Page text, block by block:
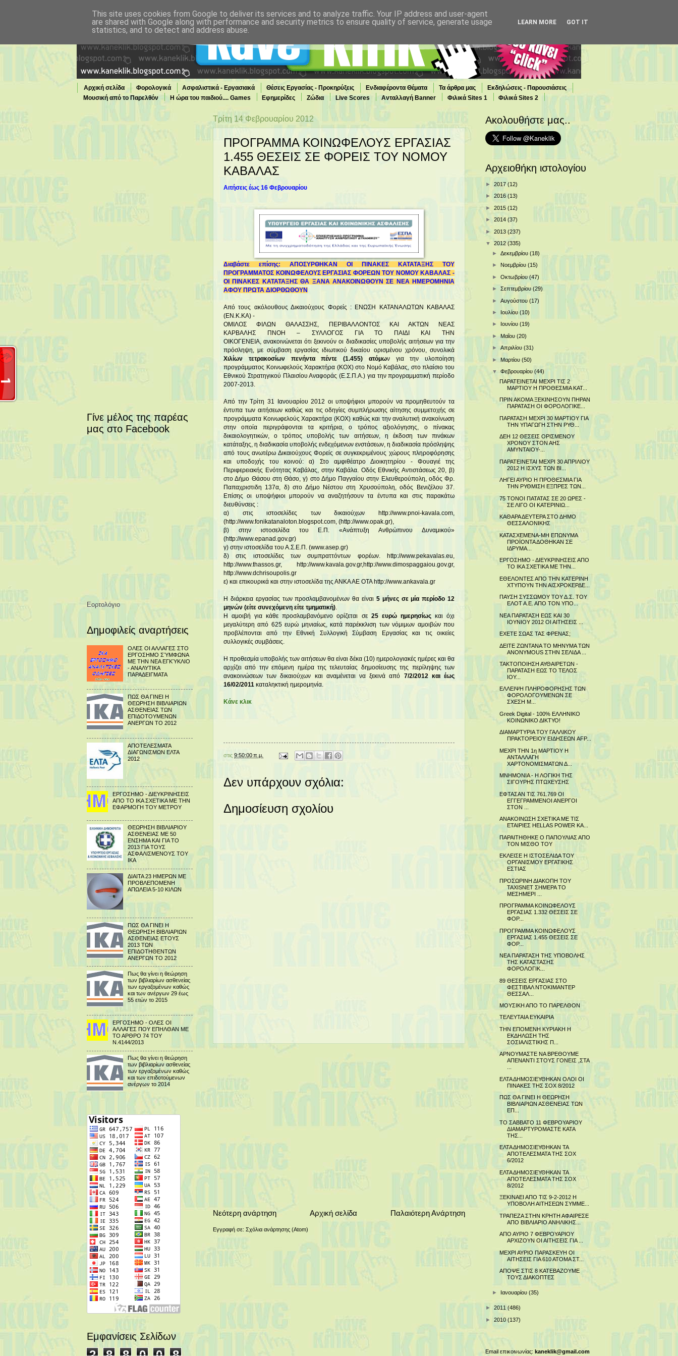
Αρχική σελίδα Φορολογικά Ασφαλιστικά - Εργασιακά Θέσεις Εργασίας - Προκηρύξεις Ενδιαφέροντα Θέματα Τα άρθρα μας
Εκδηλώσεις - Παρουσιάσεις
Μουσική από το Παρελθόν
Η ώρα του παιδιού.... Games Εφημερίδες Ζώδια Live Scores Ανταλλαγή Banner Φιλικά Sites 1
Φιλικά Sites 2
Τρίτη 14 Φεβρουαρίου 2012
ΠΡΟΓΡΑΜΜΑ ΚΟΙΝΩΦΕΛΟΥΣ ΕΡΓΑΣΙΑΣ
1.455 ΘΕΣΕΙΣ ΣΕ ΦΟΡΕΙΣ ΤΟΥ ΝΟΜΟΥ
ΚΑΒΑΛΑΣ
Αιτήσεις έως 16 Φεβρουαρίου
Διαβάστε επίσης: ΑΠΟΣΥΡΘΗΚΑΝ ΟΙ ΠΙΝΑΚΕΣ ΚΑΤΑΤΑΞΗΣ ΤΟΥ
ΠΡΟΓΡΑΜΜΑΤΟΣ ΚΟΙΝΩΦΕΛΟΥΣ ΕΡΓΑΣΙΑΣ ΦΟΡΕΩΝ ΤΟΥ ΝΟΜΟΥ ΚΑΒΑΛΑΣ -
ΟΙ ΠΙΝΑΚΕΣ ΚΑΤΑΤΑΞΗΣ ΘΑ ΞΑΝΑ ΑΝΑΚΟΙΝΩΘΟΥΝ ΣΕ ΝΕΑ ΗΜΕΡΟΜΗΝΙΑ
ΑΦΟΥ ΠΡΩΤΑ ΔΙΟΡΘΩΘΟΥΝ
Από τους ακόλουθους Δικαιούχους Φορείς : ΕΝΩΣΗ ΚΑΤΑΝΑΛΩΤΩΝ ΚΑΒΑΛΑΣ
(ΕΝ.Κ.ΚΑ) -
ΟΜΙΛΟΣ ΦΙΛΩΝ ΘΑΛΑΣΣΗΣ, ΠΕΡΙΒΑΛΛΟΝΤΟΣ ΚΑΙ ΑΚΤΩΝ ΝΕΑΣ
ΚΑΡΒΑΛΗΣ ΠΝΟΗ – ΣΥΛΛΟΓΟΣ ΓΙΑ ΤΟ ΠΑΙΔΙ ΚΑΙ ΤΗΝ
ΟΙΚΟΓΕΝΕΙΑ, ανακοινώνεται ότι ξεκινούν οι διαδικασίες υποβολής αιτήσεων για την
πρόσληψη, με σύμβαση εργασίας ιδιωτικού δικαίου ορισμένου χρόνου, συνολικά
Χιλίων τετρακοσίων πενήντα πέντε (1.455) ατόμων για την υλοποίηση
προγράμματος Κοινωφελούς Χαρακτήρα (ΚΟΧ) στο Νομό Καβάλας, στο πλαίσιο του
Εθνικού Στρατηγικού Πλαισίου Αναφοράς (Ε.Σ.Π.Α.) για την προγραμματική περίοδο
2007-2013.
Από την Τρίτη 31 Ιανουαρίου 2012 οι υποψήφιοι μπορούν να προμηθευτούν τα
έντυπα των αιτήσεων καθώς και τις οδηγίες συμπλήρωσης αίτησης συμμετοχής σε
προγράμματα Κοινωφελούς Χαρακτήρα (ΚΟΧ) καθώς και την αναλυτική ανακοίνωση
στην οποία περιγράφονται τα κριτήρια, ο τρόπος αξιολόγησης, ο πίνακας
δικαιολογητικών, ο τρόπος υποβολής των αιτήσεων, η έκδοση των πινάκων
κατάταξης, η διαδικασία υποβολής ενδεχόμενων ενστάσεων, η διαδικασία πρόσληψης
από τους ανωτέρω Δικαιούχους Φορείς σε συγκεκριμένους χώρους πληροφόρησης
και υποδοχής του κοινού: α) Στο αμφιθέατρο Διοικητηρίου - Φουαγιέ της
Περιφερειακής Ενότητας Καβάλας, στην Καβάλα. Οδός Εθνικής Αντιστάσεως 20, β)
στο Δήμο Θάσου στη Θάσο, γ) στο Δήμο Παγγαίου στην Ελευθερούπολη, οδός Φρ.
Παπαχριστιδη 137α, δ) στο Δήμο Νέστου στη Χρυσούπολη, οδός Βενιζέλου 37.
Επίσης οι υποψήφιοι μπορούν να αναζητήσουν τα έντυπα και στις παρακάτω
διευθύνσεις :
α) στις ιστοσελίδες των δικαιούχων http://www.pnoi-kavala.com,
(http://www.fonikatanaloton.blogspot.com, (http://www.opak.gr),
β) στην ιστοσελίδα του Ε.Π. «Ανάπτυξη Ανθρώπινου Δυναμικού»
(http://www.epanad.gov.gr)
γ) στην ιστοσελίδα του Α.Σ.Ε.Π. (www.asep.gr)
δ) στις ιστοσελίδες των συμπραττόντων φορέων. http://www.pekavalas.eu,
http://www.thassos.gr, http://www.kavala.gov.gr,http://www.dimospaggaiou.gov.gr,
http://www.dchrisoupolis.gr
ε) και επικουρικά και στην ιστοσελίδα της ΑΝΚΑ ΑΕ ΟΤΑ http://www.ankavala.gr
Η διάρκεια εργασίας των προσλαμβανομένων θα είναι 5 μήνες σε μία περίοδο 12
μηνών (είτε συνεχόμενη είτε τμηματική)
Η αμοιβή για κάθε προσλαμβανόμενο ορίζεται σε 25 ευρώ ημερησίωςκαι όχι
μεγαλύτερη από 625 ευρώ μηνιαίως, κατά παρέκκλιση των νόμιμων αμοιβών που
προβλέπονται από την Εθνική Συλλογική Σύμβαση Εργασίας και τις οικείες
συλλογικές συμβάσεις.
Η προθεσμία υποβολής των αιτήσεων θα είναι δέκα (10) ημερολογιακές ημέρες και θα
αρχίζει από την επόμενη ημέρα της τελευταίας δημοσίευσης της περίληψης των
ανακοινώσεων των δικαιούχων και αναμένεται να ξεκινά από 7/2/2012 και έως
16/02/2011 καταληκτική ημερομηνία.
Κάνε κλικ
στις 9:50:00 π.μ.
Δεν υπάρχουν σχόλια:
Δημοσίευση σχολίου
Νεότερη ανάρτηση Παλαιότερη Ανάρτηση
Αρχική σελίδα
Εγγραφή σε: Σχόλια ανάρτησης (Atom)
Γίνε μέλος της παρέας
μας στο Facebook
Εορτολόγιο
Δημοφιλείς αναρτήσεις
ΟΛΕΣ ΟΙ ΑΛΛΑΓΕΣ ΣΤΟ
ΕΡΓΟΣΗΜΟ ΣΎΜΦΩΝΑ
ΜΕ ΤΗΝ ΝΕΑ ΕΓΚΎΚΛΙΟ
- ΑΝΑΛΥΤΙΚΑ
ΠΑΡΑΔΕΙΓΜΑΤΑ
ΠΩΣ ΘΑ ΓΙΝΕΙ Η
ΘΕΩΡΗΣΗ ΒΙΒΛΙΑΡΙΩΝ
ΑΣΘΕΝΕΙΑΣ ΤΩΝ
ΕΠΙΔΟΤΟΥΜΕΝΩΝ
ΑΝΕΡΓΩΝ ΤΟ 2012
ΑΠΟΤΕΛΕΣΜΑΤΑ
ΔΙΑΓΩΝΙΣΜΩΝ ΕΛΤΑ
2012
ΕΡΓΟΣΗΜΟ - ΔΙΕΥΚΡΙΝΗΣΕΙΣ
ΑΠΟ ΤΟ ΙΚΑ ΣΧΕΤΙΚΑ ΜΕ ΤΗΝ
ΕΦΑΡΜΟΓΗ ΤΟΥ ΜΕΤΡΟΥ
ΘΕΩΡΗΣΗ ΒΙΒΛΙΑΡΙΟΥ
ΑΣΘΕΝΕΙΑΣ ΜΕ 50
ΕΝΣΗΜΑ ΚΑΙ ΓΙΑ ΤΟ
2013 ΓΙΑ ΤΟΥΣ
ΑΣΦΑΛΙΣΜΕΝΟΥΣ ΤΟΥ
ΙΚΑ
ΔΙΑΙΤΑ 23 ΗΜΕΡΩΝ ΜΕ
ΠΡΟΒΛΕΠΟΜΕΝΗ
ΑΠΩΛΕΙΑ 5-10 ΚΙΛΩΝ
ΠΩΣ ΘΑ ΓΙΝΕΙ Η
ΘΕΩΡΗΣΗ ΒΙΒΛΙΑΡΙΩΝ
ΑΣΘΕΝΕΙΑΣ ΕΤΟΥΣ
2013 ΤΩΝ
ΕΠΙΔΟΤΗΘΕΝΤΩΝ
ΑΝΕΡΓΩΝ ΤΟ 2012
Πως θα γίνει η θεώρηση
των βιβλιαρίων ασθενείας
των εργαζομένων καθώς
και των ανέργων 29 έως
55 ετών το 2015
ΕΡΓΟΣΗΜΟ - ΟΛΕΣ ΟΙ
ΑΛΛΑΓΕΣ ΠΟΥ ΕΠΗΛΘΑΝ ΜΕ
ΤΟ ΑΡΘΡΟ 74 ΤΟΥ
Ν.4144/2013
Πως θα γίνει η θεώρηση
των βιβλιαρίων ασθενείας
των εργαζομένων καθώς
και των επιδοτούμενων
ανέργων το 2014
Εμφανίσεις Σελίδων
Ακολουθήστε μας..
Αρχειοθήκη ιστολογίου
► 2017 (12)
► 2016 (13)
► 2015 (12)
► 2014 (37)
► 2013 (237)
▼ 2012 (335)
►Δεκεμβρίου(18)
► Νοεμβρίου(15)
►Οκτωβρίου(47)
►Σεπτεμβρίου(29)
►Αυγούστου(17)
► Ιουλίου(10)
►
Ιουνίου(19)
►Μαΐου(20)
►Απριλίου(31)
►Μαρτίου(50)
▼Φεβρουαρίου(44)
ΠΑΡΑΤΕΙΝΕΤΑΙ ΜΕΧΡΙ ΤΙΣ 2
ΜΑΡΤΙΟΥ Η ΠΡΟΘΕΣΜΙΑ ΚΑΤ...
ΠΡΙΝ ΑΚΟΜΑ ΞΕΚΙΝΗΣΟΥΝ ΠΗΡΑΝ
ΠΑΡΑΤΑΣΗ ΟΙ ΦΟΡΟΛΟΓΙΚΕ...
ΠΑΡΑΤΑΣΗ ΜΕΧΡΙ 30 ΜΑΡΤΙΟΥ ΓΙΑ
ΤΗΝ ΥΠΑΓΩΓΗ ΣΤΗΝ ΡΥΘ...
ΔΕΗ 12 ΘΕΣΕΙΣ ΟΡΙΣΜΕΝΟΥ
ΧΡΟΝΟΥ ΣΤΟΝ ΑΗΣ
ΑΜΥΝΤΑΙΟΥ-...
ΠΑΡΑΤΕΙΝΕΤΑΙ ΜΕΧΡΙ 30 ΑΠΡΙΛΙΟΥ
2012 Η ΙΣΧΥΣ ΤΩΝ ΒΙ...
ΛΗΓΕΙ ΑΥΡΙΟ Η ΠΡΟΘΕΣΜΙΑ ΓΙΑ
ΤΗΝ ΡΥΘΜΙΣΗ ΕΞΠΡΕΣ ΤΩΝ...
75 ΤΟΝΟΙ ΠΑΤΑΤΑΣ ΣΕ 20 ΩΡΕΣ -
ΣΕ ΛΙΓΟ ΟΙ ΚΑΤΕΡΙΝΙΩ...
ΚΑΘΑΡΑ ΔΕΥΤΕΡΑ ΣΤΟ ΔΗΜΟ
ΘΕΣΣΑΛΟΝΙΚΗΣ
ΚΑΤΑΣΧΕΜΕΝΑ-ΜΗ ΕΠΩΝΥΜΑ
ΠΡΟΪΟΝΤΑ ΔΟΘΗΚΑΝ ΣΕ
ΙΔΡΥΜΑ...
ΕΡΓΟΣΗΜΟ - ΔΙΕΥΚΡΙΝΗΣΕΙΣ ΑΠΟ
ΤΟ ΙΚΑ ΣΧΕΤΙΚΑ ΜΕ ΤΗΝ...
ΕΘΕΛΟΝΤΕΣ ΑΠΟ ΤΗΝ ΚΑΤΕΡΙΝΗ
ΧΤΥΠΟΥΝ ΤΗΝ ΑΙΣΧΡΟΚΕΡΔΕ...
ΠΑΥΣΗ ΣΥΣΣΩΜΟΥ ΤΟΥ Δ.Σ. ΤΟΥ
ΕΛΟΤ Α.Ε. ΑΠΟ ΤΟΝ ΥΠΟ...
ΝΕΑ ΠΑΡΑΤΑΣΗ ΕΩΣ ΚΑΙ 30
ΙΟΥΝΙΟΥ 2012 ΟΙ ΑΙΤΗΣΕΙΣ ...
ΕΧΕΤΕ ΣΩΑΣ ΤΑΣ ΦΡΕΝΑΣ;
ΔΕΙΤΕ ΖΩΝΤΑΝΑ ΤΟ ΜΗΝΥΜΑ ΤΩΝ
ANONYMOUS ΣΤΗΝ ΣΕΛΙΔΑ ...
ΤΑΚΤΟΠΟΙΗΣΗ ΑΥΘΑΙΡΕΤΩΝ -
ΠΑΡΑΤΑΣΗ ΕΩΣ ΤΟ ΤΕΛΟΣ
ΙΟΥ...
ΕΛΛΕΙΨΗ ΠΛΗΡΟΦΟΡΗΣΗΣ ΤΩΝ
ΦΟΡΟΛΟΓΟΥΜΕΝΩΝ ΣΕ
ΣΧΕΣΗ Μ...
Greek Digital - 100% ΕΛΛΗΝΙΚΟ
ΚΟΙΝΩΝΙΚΟ ΔΙΚΤΥΟ!
ΔΙΑΜΑΡΤΥΡΙΑ ΤΟΥ ΓΑΛΛΙΚΟΥ
ΠΡΑΚΤΟΡΕΙΟΥ ΕΙΔΗΣΕΩΝ AFP...
ΜΕΧΡΙ ΤΗΝ 1η ΜΑΡΤΙΟΥ Η
ΑΝΤΑΛΛΑΓΗ
ΧΑΡΤΟΝΟΜΙΣΜΑΤΩΝ Δ...
ΜΝΗΜΟΝΙΑ - Η ΛΟΓΙΚΗ ΤΗΣ
ΣΙΓΟΥΡΗΣ ΠΤΩΧΕΥΣΗΣ
ΕΦΤΑΣΑΝ ΤΙΣ 761.769 ΟΙ
ΕΓΓΕΓΡΑΜΜΕΝΟΙ ΑΝΕΡΓΟΙ
ΣΤΟΝ ...
ΑΝΑΚΟΙΝΩΣΗ ΣΧΕΤΙΚΑ ΜΕ ΤΙΣ
ΕΤΑΙΡΙΕΣ HELLAS POWER KA...
ΠΑΡΑΙΤΗΘΗΚΕ Ο ΠΑΠΟΥΛΙΑΣ ΑΠΟ
ΤΟΝ ΜΙΣΘΟ ΤΟΥ
ΕΚΛΕΙΣΕ Η ΙΣΤΟΣΕΛΙΔΑ ΤΟΥ
ΟΡΓΑΝΙΣΜΟΥ ΕΡΓΑΤΙΚΗΣ
ΕΣΤΙΑΣ
ΠΡΟΣΩΡΙΝΗ ΔΙΑΚΟΠΗ ΤΟΥ
TAXISNET ΣΗΜΕΡΑ ΤΟ
ΜΕΣΗΜΕΡΙ ...
ΠΡΟΓΡΑΜΜΑ ΚΟΙΝΩΦΕΛΟΥΣ
ΕΡΓΑΣΙΑΣ 1.332 ΘΕΣΕΙΣ ΣΕ
ΦΟΡ...
ΠΡΟΓΡΑΜΜΑ ΚΟΙΝΩΦΕΛΟΥΣ
ΕΡΓΑΣΙΑΣ 1.455 ΘΕΣΕΙΣ ΣΕ
ΦΟΡ...
ΝΕΑ ΠΑΡΑΤΑΣΗ ΤΗΣ ΥΠΟΒΟΛΗΣ
ΤΗΣ ΚΑΤΑΣΤΑΣΗΣ
ΦΟΡΟΛΟΓΙΚ...
89 ΘΕΣΕΙΣ ΕΡΓΑΣΙΑΣ ΣΤΟ
ΦΕΣΤΙΒΑΛ ΝΤΟΚΙΜΑΝΤΕΡ
ΘΕΣΣΑΛ...
ΜΟΥΣΙΚΗ ΑΠΟ ΤΟ ΠΑΡΕΛΘΟΝ
ΤΕΛΕΥΤΑΙΑ ΕΥΚΑΙΡΙΑ
ΤΗΝ ΕΠΟΜΕΝΗ ΚΥΡΙΑΚΗ Η
ΕΚΔΗΛΩΣΗ ΤΗΣ
ΣΟΣΙΑΛΙΣΤΙΚΗΣ Π...
ΑΡΝΟΥΜΑΣΤΕ ΝΑ ΒΡΕΘΟΥΜΕ
ΑΠΕΝΑΝΤΙ ΣΤΟΥΣ ΓΟΝΕΙΣ ,ΣΤΑ
...
ΕΛΤΑ ΔΗΜΟΣΙΕΥΘΗΚΑΝ ΟΛΟΙ ΟΙ
ΠΙΝΑΚΕΣ ΤΗΣ ΣΟΧ 8/2012
ΠΩΣ ΘΑ ΓΙΝΕΙ Η ΘΕΩΡΗΣΗ
ΒΙΒΛΙΑΡΙΩΝ ΑΣΘΕΝΕΙΑΣ ΤΩΝ
ΕΠ...
ΤΟ ΣΑΒΒΑΤΟ 11 ΦΕΒΡΟΥΑΡΙΟΥ
ΔΙΑΜΑΡΤΥΡΟΜΑΣΤΕ ΚΑΤΑ
ΤΗΣ...
ΕΛΤΑ ΔΗΜΟΣΙΕΥΘΗΚΑΝ ΤΑ
ΑΠΟΤΕΛΕΣΜΑΤΑ ΤΗΣ ΣΟΧ
6/2012
ΕΛΤΑ ΔΗΜΟΣΙΕΥΘΗΚΑΝ ΤΑ
ΑΠΟΤΕΛΕΣΜΑΤΑ ΤΗΣ ΣΟΧ
8/2012
ΞΕΚΙΝΑΕΙ ΑΠΟ ΤΙΣ 9-2-2012 Η
ΥΠΟΒΟΛΗ ΑΙΤΗΣΕΩΝ ΣΥΜΜΕ...
ΤΡΑΠΕΖΑ ΣΤΗΝ ΚΡΗΤΗ ΑΦΑΙΡΕΣΕ
ΑΠΟ ΒΙΒΛΙΑΡΙΟ ΑΝΗΛΙΚΗΣ...
ΑΠΟ ΑΥΡΙΟ 7 ΦΕΒΡΟΥΑΡΙΟΥ
ΑΡΧΙΖΟΥΝ ΟΙ ΑΙΤΗΣΕΙΣ ΓΙΑ ...
ΜΕΧΡΙ ΑΥΡΙΟ ΠΑΡΑΣΚΕΥΗ ΟΙ
ΑΙΤΗΣΕΙΣ ΓΙΑ 610 ΑΤΟΜΑ ΣΤ...
ΑΠΟΨΕ ΣΤΙΣ 8 ΚΑΤΕΒΑΖΟΥΜΕ
ΤΟΥΣ ΔΙΑΚΟΠΤΕΣ
► Ιανουαρίου(35)
► 2011 (486)
► 2010 (137)
Email επικοινωνίας: kaneklik@gmail.com
This site uses cookies from Google to deliver its services and to analyze traffic. Your IP address and user-agent
are shared with Google along with performance and security metrics to ensure quality of service, generate usage
statistics, and to detect and address abuse.
LEARN MORE GOT IT